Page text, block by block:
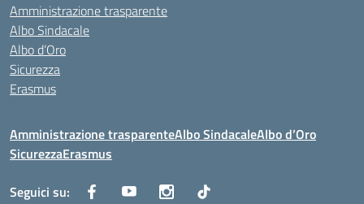
Amministrazione trasparente
Albo Sindacale
Albo d’Oro
Sicurezza
Erasmus
Amministrazione trasparenteAlbo SindacaleAlbo d’Oro
SicurezzaErasmus
Seguici su: